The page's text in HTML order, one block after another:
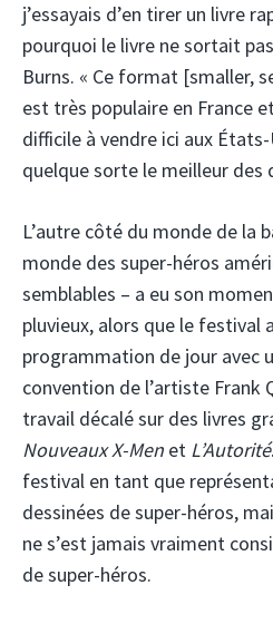
j’essayais d’en tirer un livre
pourquoi le livre ne sortait
Burns. « Ce format [smaller,
est très populaire en France
difficile à vendre ici aux États-
quelque sorte le meilleur des
L’autre côté du monde de la
monde des super-héros
semblables – a eu son
pluvieux, alors que le festival
programmation de jour avec
convention de l’artiste Frank
travail décalé sur des livres
Nouveaux X-Men et L’Autorité
festival en tant que
dessinées de super-héros,
ne s’est jamais vraiment
de super-héros.